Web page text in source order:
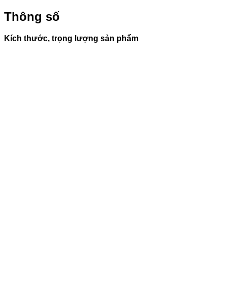
Thông số
Kích thước, trọng lượng sản phẩm